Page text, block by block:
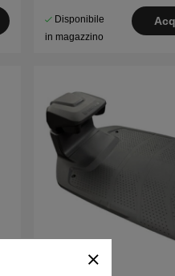
Disponibile
in magazzino